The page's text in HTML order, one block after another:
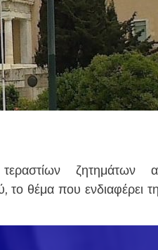
ζητημάτων
το θέμα που ενδιαφέρει